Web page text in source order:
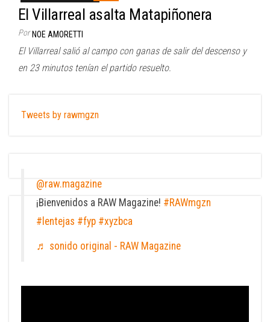
El Villarreal asalta Matapiñonera
Por NOE AMORETTI
El Villarreal salió al campo con ganas de salir del descenso y
en 23 minutos tenían el partido resuelto.
Tweets by rawmgzn
@raw.magazine
¡Bienvenidos a RAW Magazine! #RAWmgzn
#lentejas #fyp #xyzbca
♬ sonido original - RAW Magazine